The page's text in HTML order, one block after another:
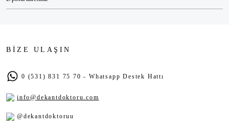
BİZE ULAŞIN
0 (531) 831 75 70 - Whatsapp Destek Hattı
info@dekantdoktoru.com
@dekantdoktoruu